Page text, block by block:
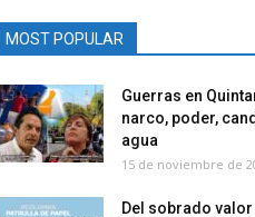
MOST POPULAR
Guerras en
narco, poder,
agua
15 de noviembre de
Del sobrado valor